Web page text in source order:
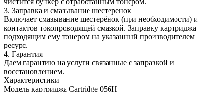
3. Заправка и смазывание шестеренок
Включает смазывание шестерёнок (при необходимости) и
контактов токопроводящей смазкой. Заправку картриджа
подходящим ему тонером на указанный производителем
ресурс.
4. Гарантия
Даем гарантию на услуги связанные с заправкой и
восстановлением.
Характеристики
Модель картриджа Cartridge 056H